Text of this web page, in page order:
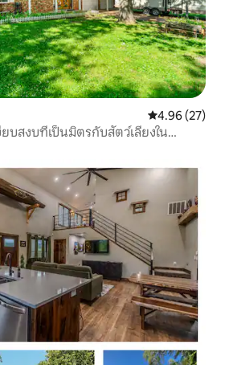
คะแนนเฉลี่ย
4.96 (27)
บสงบที่เป็นมิตรกับสัตว์เลี้ยงใน